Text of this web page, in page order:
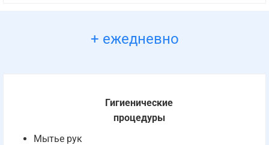
+ ежедневно
Гигиенические
процедуры
Мытье рук